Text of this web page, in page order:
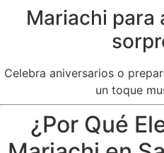
Mariachi para
Celebra aniversarios o
un toque
¿Por Qué